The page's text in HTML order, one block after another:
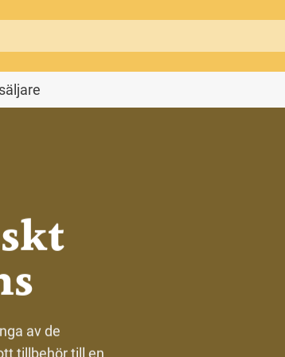
av de
tillbehör till en